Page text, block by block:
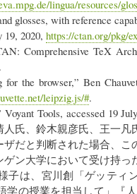
lingua/resources/
glosses, with reference
2020, https://ctan.org/pkg/
Comprehensive TeX
.
the browser,” Ben
leipzig.js/#.
Tools, accessed 19
氏、鈴木親彦氏、王一凡
だと判断された場合、こ
ン大学において受け持
子は、宮川創「ゲッティ
の授業を担当して」『